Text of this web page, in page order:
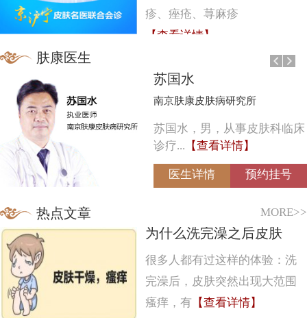
疹、痤疮、荨麻疹
【查看详情】
苏国水
南京肤康皮肤病研究所
苏国水，男，从事皮肤科临床
诊疗... 【查看详情】
医生详情 预约挂号
肤康医生
热点文章 MORE>>
为什么洗完澡之后皮肤
很多人都有过这样的体验：洗
完澡后，皮肤突然出现大范围
瘙痒，有 【查看详情】